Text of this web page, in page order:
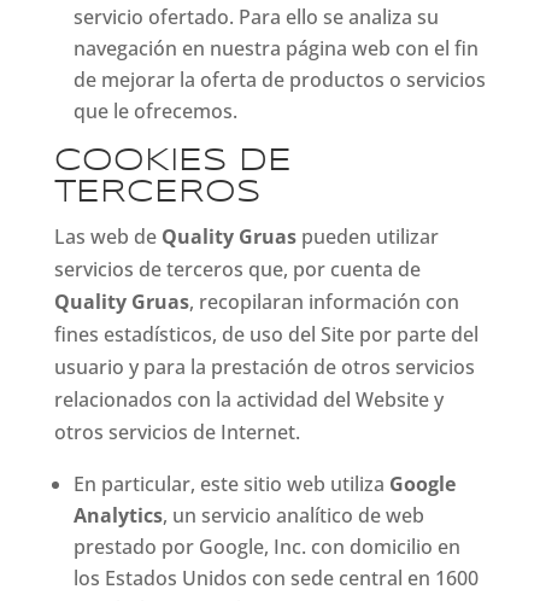
servicio ofertado. Para ello se analiza su
navegación en nuestra página web con el fin
de mejorar la oferta de productos o servicios
que le ofrecemos.
COOKIES DE
TERCEROS
Las web de Quality Gruas pueden utilizar
servicios de terceros que, por cuenta de
Quality Gruas, recopilaran información con
fines estadísticos, de uso del Site por parte del
usuario y para la prestación de otros servicios
relacionados con la actividad del Website y
otros servicios de Internet.
En particular, este sitio web utiliza Google
Analytics, un servicio analítico de web
prestado por Google, Inc. con domicilio en
los Estados Unidos con sede central en 1600